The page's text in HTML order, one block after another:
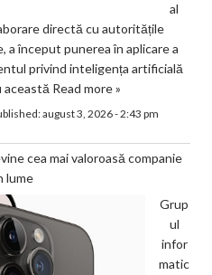
al
directă cu autoritățile
a început punerea în aplicare a
privind inteligența artificială
această Read more »
august 3, 2026 - 2:43 pm
cea mai valoroasă companie
lume
Grup
ul
infor
matic